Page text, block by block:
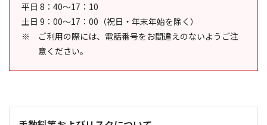
平日 8：40～17：10
土日 9：00～17：00（祝日・年末年始を除く）
ご利用の際には、電話番号をお間違えのないようご注
意ください。